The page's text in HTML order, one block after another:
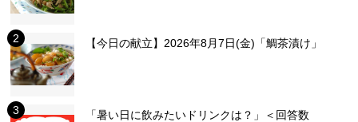
【今日の献立】2026年8月7日(金)「鯛茶漬け」
「暑い日に飲みたいドリンクは？」＜回答数